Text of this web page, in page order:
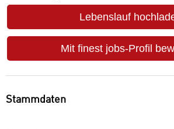
Lebenslauf
Mit finest jobs-Profil
Stammdaten